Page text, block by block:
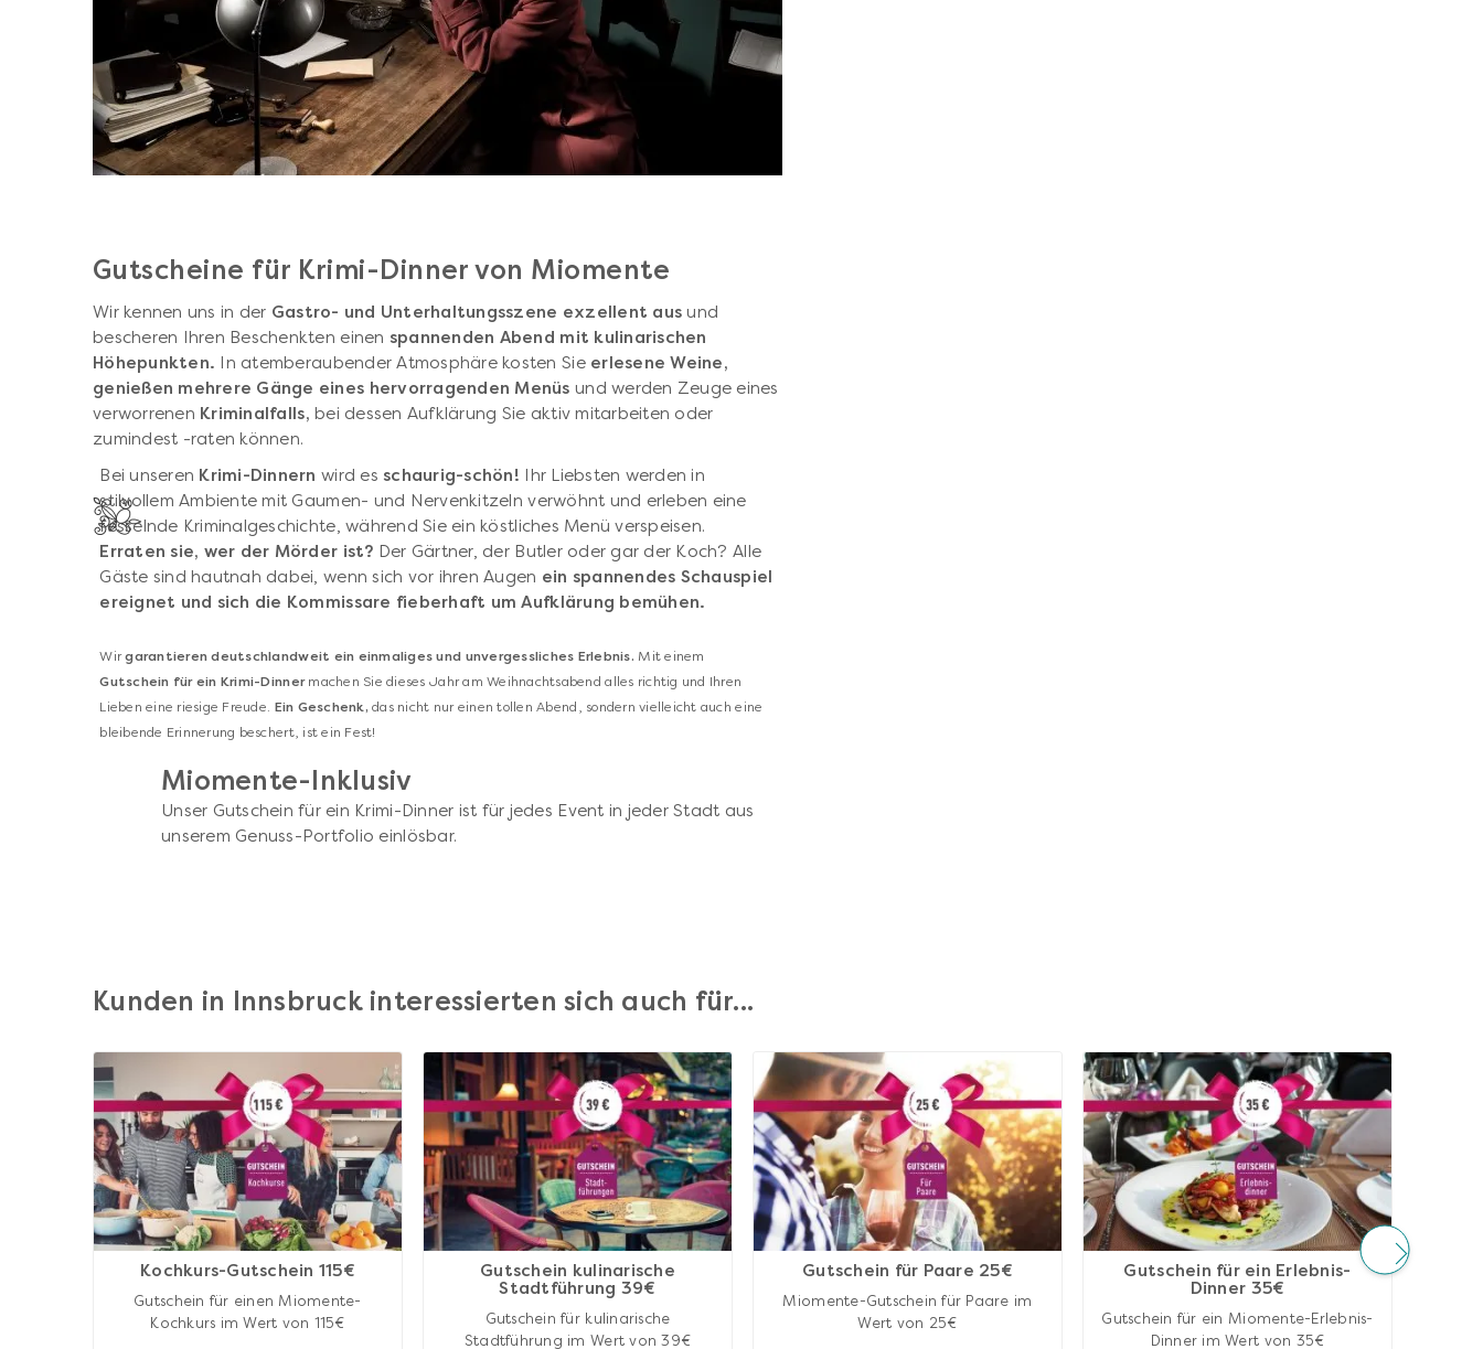
Gutscheine für Krimi-Dinner von Miomente
Wir kennen uns in der Gastro- und Unterhaltungsszene exzellent aus und
bescheren Ihren Beschenkten einen spannenden Abend mit kulinarischen
Höhepunkten. In atemberaubender Atmosphäre kosten Sie erlesene Weine,
genießen mehrere Gänge eines hervorragenden Menüs und werden Zeuge eines
verworrenen Kriminalfalls, bei dessen Aufklärung Sie aktiv mitarbeiten oder
zumindest -raten können.
Bei unseren Krimi-Dinnern wird es schaurig-schön! Ihr Liebsten werden in
stilvollem Ambiente mit Gaumen- und Nervenkitzeln verwöhnt und erleben eine
fesselnde Kriminalgeschichte, während Sie ein köstliches Menü verspeisen.
Erraten sie, wer der Mörder ist? Der Gärtner, der Butler oder gar der Koch? Alle
Gäste sind hautnah dabei, wenn sich vor ihren Augen ein spannendes Schauspiel
ereignet und sich die Kommissare fieberhaft um Aufklärung bemühen.
Wirgarantieren deutschlandweit ein einmaliges und unvergessliches Erlebnis. Mit einem
Gutschein für ein Krimi-Dinnermachen Sie dieses Jahr am Weihnachtsabend alles richtig und Ihren
Lieben eine riesige Freude. Ein Geschenk, das nicht nur einen tollen Abend, sondern vielleicht auch eine
bleibende Erinnerung beschert, ist ein Fest!
Miomente-Inklusiv
Unser Gutschein für ein Krimi-Dinner ist für jedes Event in jeder Stadt aus
unserem Genuss-Portfolio einlösbar.
Kunden in Innsbruck interessierten sich auch für...
Kochkurs-Gutschein 115€
Gutschein für einen Miomente-
Kochkurs im Wert von 115€
Gutschein kulinarische
Stadtführung 39€
Gutschein für kulinarische
Stadtführung im Wert von 39€
Gutschein für Paare 25€
Miomente-Gutschein für Paare im
Wert von 25€
Gutschein für ein Erlebnis-
Dinner 35€
Gutschein für ein Miomente-Erlebnis-
Dinner im Wert von 35€